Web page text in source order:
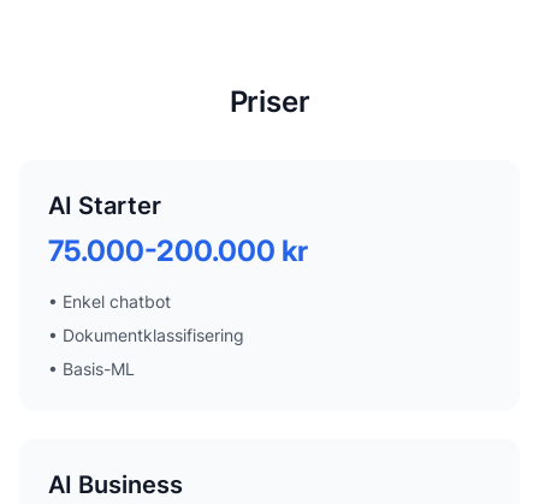
Priser
AI Starter
75.000-200.000 kr
• Enkel chatbot
• Dokumentklassifisering
• Basis-ML
AI Business